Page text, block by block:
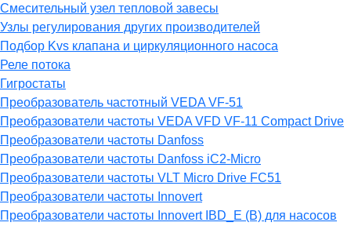
Смесительный узел тепловой завесы
Узлы регулирования других производителей
Подбор Kvs клапана и циркуляционного насоса
Реле потока
Гигростаты
Преобразователь частотный VEDA VF-51
Преобразователи частоты VEDA VFD VF-11 Compact Drive
Преобразователи частоты Danfoss
Преобразователи частоты Danfoss iC2-Micro
Преобразователи частоты VLT Micro Drive FC51
Преобразователи частоты Innovert
Преобразователи частоты Innovert IBD_E (B) для насосов